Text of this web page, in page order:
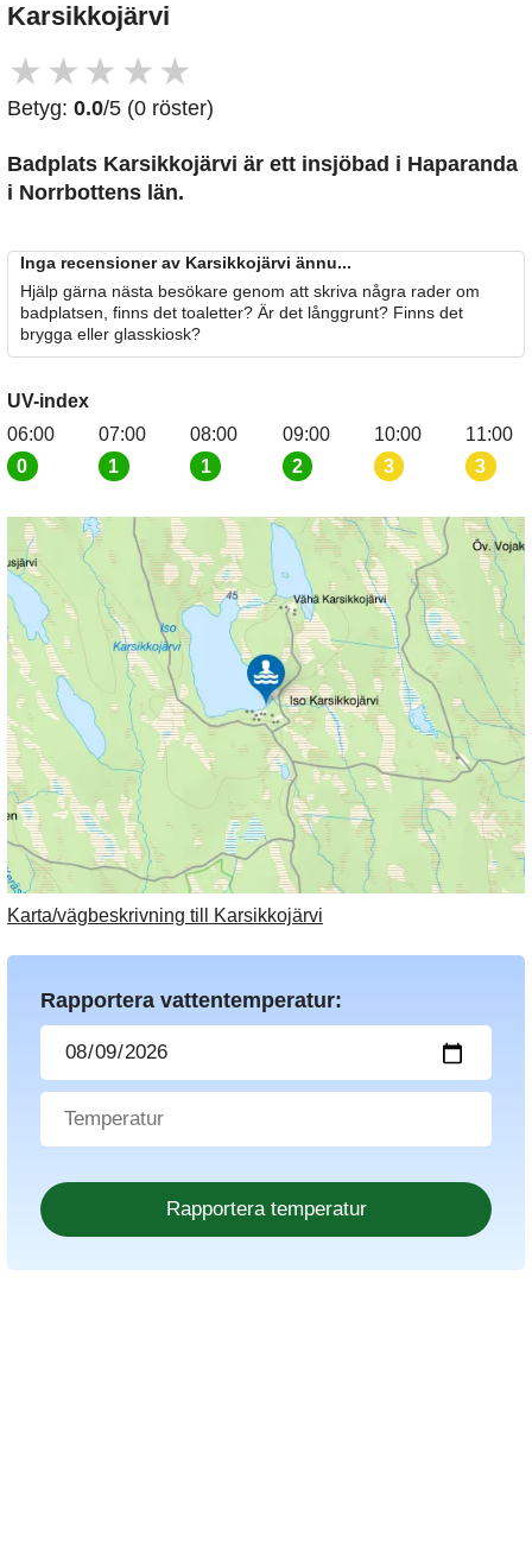
Karsikkojärvi
★ ★ ★ ★ ★
Betyg: 0.0/5 (0 röster)
Badplats Karsikkojärvi är ett insjöbad i Haparanda
i Norrbottens län.
Inga recensioner av Karsikkojärvi ännu...
Hjälp gärna nästa besökare genom att skriva några rader om
badplatsen, finns det toaletter? Är det långgrunt? Finns det
brygga eller glasskiosk?
UV-index
06:00
0
07:00
1
08:00
1
09:00
2
10:00
3
11:00
3
Karta/vägbeskrivning till Karsikkojärvi
Rapportera vattentemperatur: